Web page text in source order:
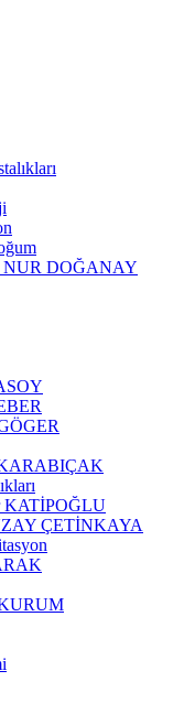
NUR DOĞANAY
KATİPOĞLU
ÇETİNKAYA